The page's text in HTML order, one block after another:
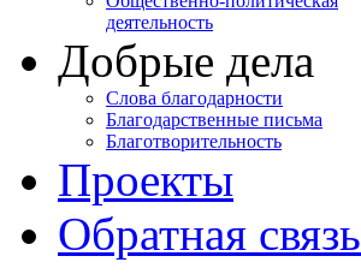
деятельность
Добрые дела
Слова благодарности
Благодарственные письма
Благотворительность
Проекты
Обратная связь